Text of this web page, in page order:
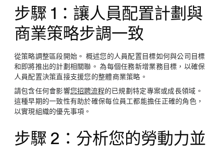
步驟 1：讓人員配置計劃與
商業策略步調一致
從策略調整區段開始。 概述您的人員配置目標如何與公司目標
和即將推出的計劃相關聯。 為每個任務新增業務目標，以確保
人員配置決策直接支援您的整體商業策略。
請包含任何會影響您招聘流程的已規劃特定專案或成長領域。
這種早期的一致性有助於確保每位員工都能擔任正確的角色，
以實現組織的優先事項。
步驟 2：分析您的勞動力並